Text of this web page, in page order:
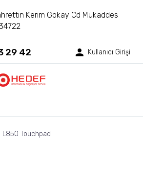
Kerim Gökay Cd Mukaddes
29 42 Kullanıcı Girişi
L850 Touchpad